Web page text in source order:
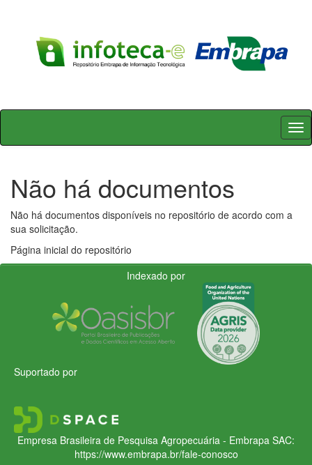
Skip
Não há documentos
Não há documentos disponíveis no repositório de acordo com a
sua solicitação.
Página inicial do repositório
Indexado por
Suportado por
Empresa Brasileira de Pesquisa Agropecuária - Embrapa SAC:
https://www.embrapa.br/fale-conosco